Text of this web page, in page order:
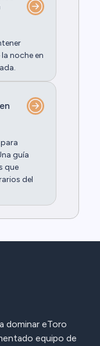
noche en
guía
que
del
dominar eToro
equipo de